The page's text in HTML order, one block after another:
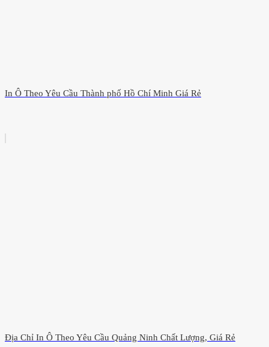
In Ô Theo Yêu Cầu Thành phố Hồ Chí Minh Giá Rẻ
Địa Chỉ In Ô Theo Yêu Cầu Quảng Ninh Chất Lượng, Giá Rẻ